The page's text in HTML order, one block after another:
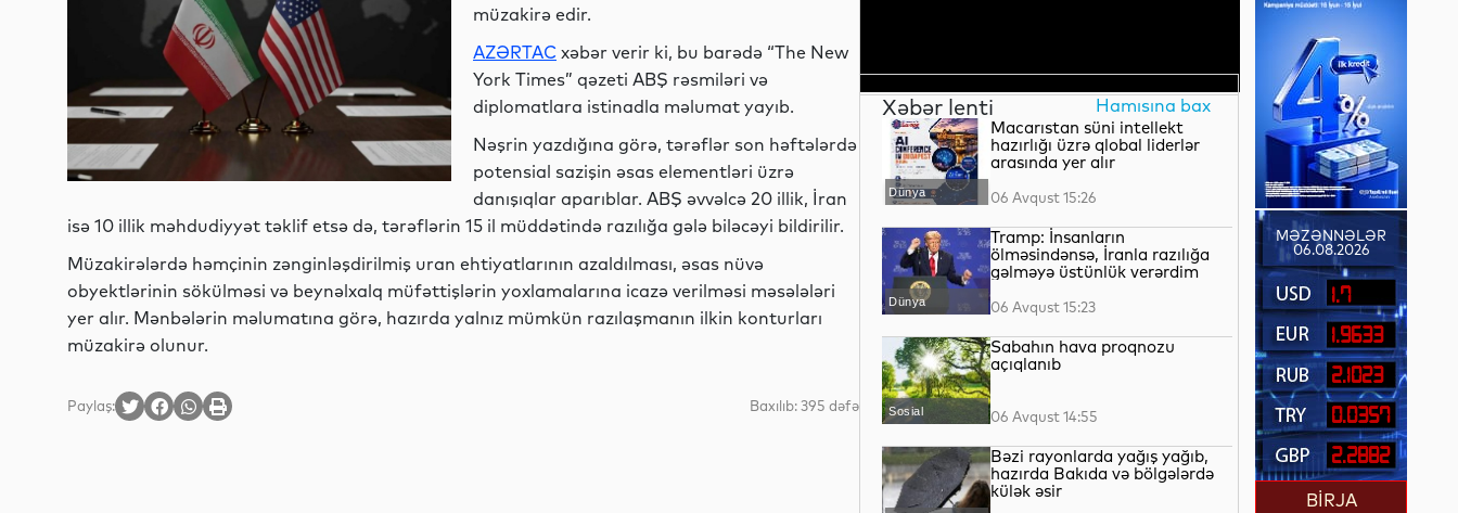
müzakirə edir.
AZƏRTAC xəbər verir ki, bu barədə “The New
York Times” qəzeti ABŞ rəsmiləri və
diplomatlara istinadla məlumat yayıb.
Nəşrin yazdığına görə, tərəflər son həftələrdə
potensial sazişin əsas elementləri üzrə
danışıqlar aparıblar. ABŞ əvvəlcə 20 illik, İran
isə 10 illik məhdudiyyət təklif etsə də, tərəflərin 15 il müddətində razılığa gələ biləcəyi bildirilir.
Müzakirələrdə həmçinin zənginləşdirilmiş uran ehtiyatlarının azaldılması, əsas nüvə
obyektlərinin sökülməsi və beynəlxalq müfəttişlərin yoxlamalarına icazə verilməsi məsələləri
yer alır. Mənbələrin məlumatına görə, hazırda yalnız mümkün razılaşmanın ilkin konturları
müzakirə olunur.
Paylaş: Baxılıb: 395 dəfə
Xəbər lenti Hamısına bax
Dünya
Macarıstan süni intellekt
hazırlığı üzrə qlobal liderlər
arasında yer alır
06 Avqust 15:26
Dünya
Tramp: İnsanların
ölməsindənsə, İranla razılığa
gəlməyə üstünlük verərdim
06 Avqust 15:23
Sosial
Sabahın hava proqnozu
açıqlanıb
06 Avqust 14:55
Bəzi rayonlarda yağış yağıb,
hazırda Bakıda və bölgələrdə
külək əsir
MƏZƏNNƏLƏR
06.08.2026
1.7
1.9633
2.1023
0.0357
2.2882
BİRJA